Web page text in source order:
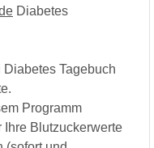
Diabetes
Tagebuch
Programm
Ihre Blutzuckerwerte